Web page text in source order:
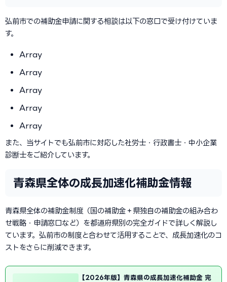
弘前市での補助金申請に関する相談は以下の窓口で受け付けていま
す。
Array
Array
Array
Array
Array
また、当サイトでも弘前市に対応した社労士・行政書士・中小企業
診断士をご紹介しています。
青森県全体の成長加速化補助金情報
青森県全体の補助金制度（国の補助金＋県独自の補助金の組み合わ
せ戦略・申請窓口など）を都道府県別の完全ガイドで詳しく解説し
ています。弘前市の制度と合わせて活用することで、成長加速化のコ
ストをさらに削減できます。
【2026年版】青森県の成長加速化補助金 完